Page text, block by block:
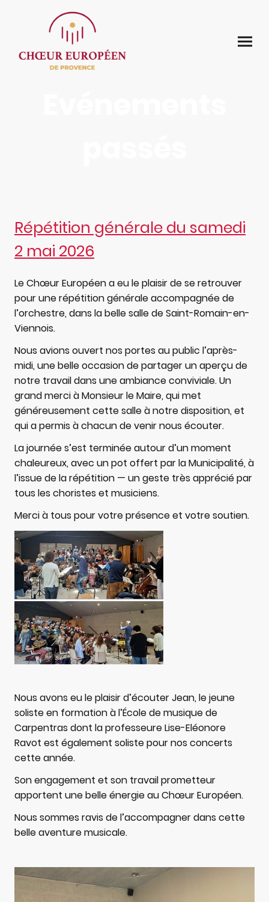
Répétition générale du samedi
2 mai 2026
Le Chœur Européen a eu le plaisir de se retrouver
pour une répétition générale accompagnée de
l’orchestre, dans la belle salle de Saint-Romain-en-
Viennois.
Nous avions ouvert nos portes au public l’après-
midi, une belle occasion de partager un aperçu de
notre travail dans une ambiance conviviale. Un
grand merci à Monsieur le Maire, qui met
généreusement cette salle à notre disposition, et
qui a permis à chacun de venir nous écouter.
La journée s’est terminée autour d’un moment
chaleureux, avec un pot offert par la Municipalité, à
l’issue de la répétition — un geste très apprécié par
tous les choristes et musiciens.
Merci à tous pour votre présence et votre soutien.
Nous avons eu le plaisir d’écouter Jean, le jeune
soliste en formation à l’École de musique de
Carpentras dont la professeure Lise-Eléonore
Ravot est également soliste pour nos concerts
cette année.
Son engagement et son travail prometteur
apportent une belle énergie au Chœur Européen.
Nous sommes ravis de l’accompagner dans cette
belle aventure musicale.